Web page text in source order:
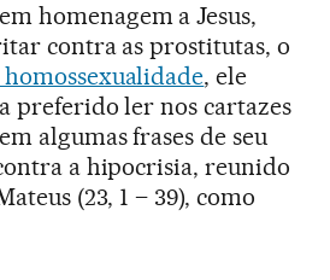
homenagem a Jesus,
contra as prostitutas, o
, ele
preferido ler nos cartazes
algumas frases de seu
a hipocrisia, reunido
(23, 1 – 39), como